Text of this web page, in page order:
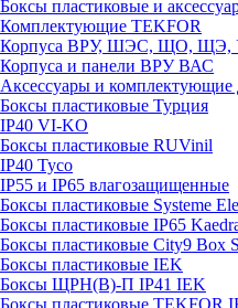
Боксы пластиковые и
Комплектующие TEKFOR
Корпуса ВРУ, ШЭС, ЩО,
Корпуса и панели ВРУ ВАС
Аксессуары и
Боксы пластиковые Турция
IP40 VI-KO
Боксы пластиковые RUVinil
IP40 Тусо
IP55 и IP65 влагозащищенные
Боксы пластиковые Systeme
Боксы пластиковые IP65
Боксы пластиковые City9 Box
Боксы пластиковые IEK
Боксы ЩРН(В)-П IP41 IEK
Боксы пластиковые TEKFOR